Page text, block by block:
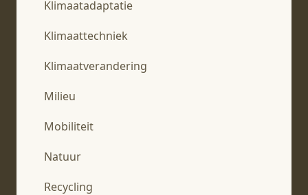
Klimaatadaptatie
Klimaattechniek
Klimaatverandering
Milieu
Mobiliteit
Natuur
Recycling